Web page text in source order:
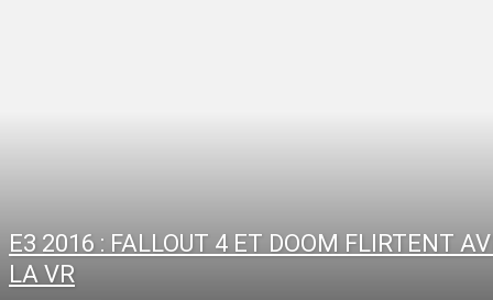
E3 2016 : FALLOUT 4 ET DOOM FLIRTENT
LA VR